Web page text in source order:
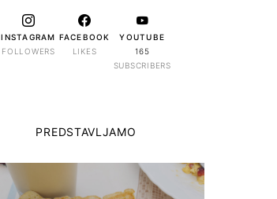
INSTAGRAM
FOLLOWERS
FACEBOOK
LIKES
YOUTUBE
165
SUBSCRIBERS
PREDSTAVLJAMO